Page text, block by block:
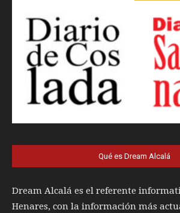
Qué es Dream Alcalá
Dream Alcalá es el referente
Henares, con la información más